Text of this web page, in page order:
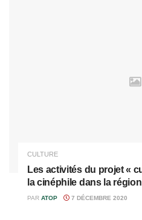
CULTURE
Les activités du projet «
la cinéphile dans la
PAR ATOP 7 DÉCEMBRE 2020